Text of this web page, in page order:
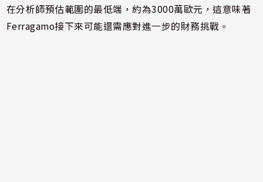
在分析師預估範圍的最低端，約為3000萬歐元，這意味著
Ferragamo接下來可能還需應對進一步的財務挑戰。